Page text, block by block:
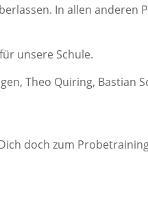
In allen anderen
unsere Schule.
Theo Quiring, Bastian
doch zum